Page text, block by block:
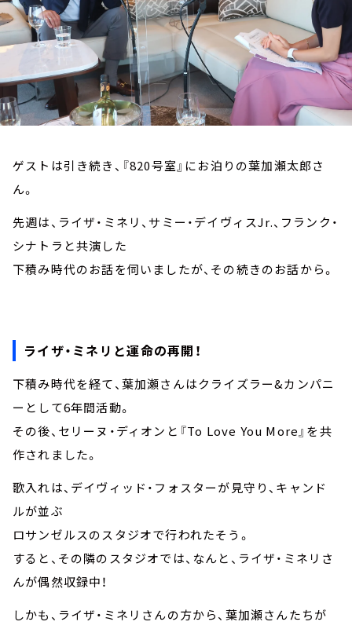
ゲストは引き続き、『820号室』にお泊りの葉加瀬太郎さ
ん。
先週は、ライザ・ミネリ、サミー・デイヴィスJr.、フランク・
シナトラと共演した
下積み時代のお話を伺いましたが、その続きのお話から。
ライザ・ミネリと運命の再開！
下積み時代を経て、葉加瀬さんはクライズラー&カンパニ
ーとして6年間活動。
その後、セリーヌ・ディオンと『To Love You More』を共
作されました。
歌入れは、デイヴィッド・フォスターが見守り、キャンド
ルが並ぶ
ロサンゼルスのスタジオで行われたそう。
すると、その隣のスタジオでは、なんと、ライザ・ミネリさ
んが偶然収録中！
しかも、ライザ・ミネリさんの方から、葉加瀬さんたちが